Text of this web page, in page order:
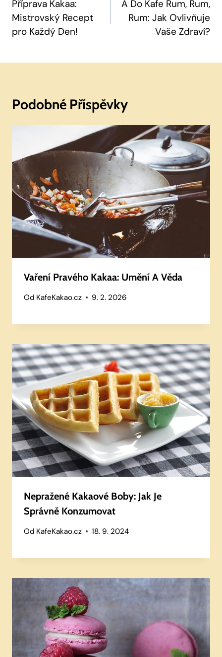
Pro
Příspěvek
Příprava Kakaa:
Mistrovský Recept
pro Každý Den!
A Do Kafe Rum, Rum,
Rum: Jak Ovlivňuje
Vaše Zdraví?
Podobné Příspěvky
Vaření Pravého Kakaa: Umění A Věda
Od KafeKakao.cz 9. 2. 2026
Nepražené Kakaové Boby: Jak Je
Správně Konzumovat
Od KafeKakao.cz 18. 9. 2024